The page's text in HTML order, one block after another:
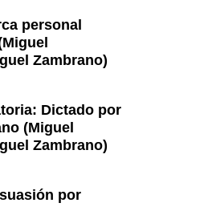
personal
Zambrano)
de Marzo 8:00pm
de Discusión – Dudas
Dictado por
(Miguel
Zambrano)
por